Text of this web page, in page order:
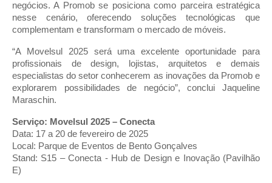
negócios. A Promob se posiciona como parceira estratégica
nesse cenário, oferecendo soluções tecnológicas que
complementam e transformam o mercado de móveis.
“A Movelsul 2025 será uma excelente oportunidade para
profissionais de design, lojistas, arquitetos e demais
especialistas do setor conhecerem as inovações da Promob e
explorarem possibilidades de negócio”, conclui Jaqueline
Maraschin.
Serviço: Movelsul 2025 – Conecta
Data: 17 a 20 de fevereiro de 2025
Local: Parque de Eventos de Bento Gonçalves
Stand: S15 – Conecta - Hub de Design e Inovação (Pavilhão
E)